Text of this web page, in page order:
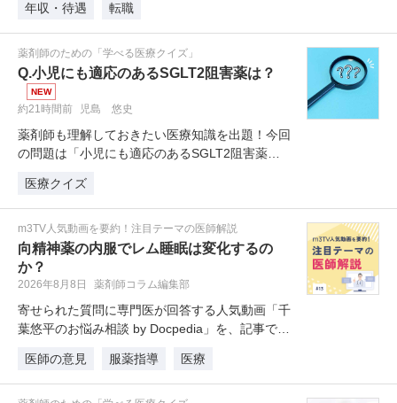
年収・待遇
転職
薬剤師のための「学べる医療クイズ」
Q.小児にも適応のあるSGLT2阻害薬は？
NEW
約21時間前 児島 悠史
薬剤師も理解しておきたい医療知識を出題！今回
の問題は「小児にも適応のあるSGLT2阻害薬
医療クイズ
m3TV人気動画を要約！注目テーマの医師解説
向精神薬の内服でレム睡眠は変化するの
か？
2026年8月8日 薬剤師コラム編集部
寄せられた質問に専門医が回答する人気動画「千
葉悠平のお悩み相談 by Docpedia」を、記事でも
医師の意見
服薬指導 医療